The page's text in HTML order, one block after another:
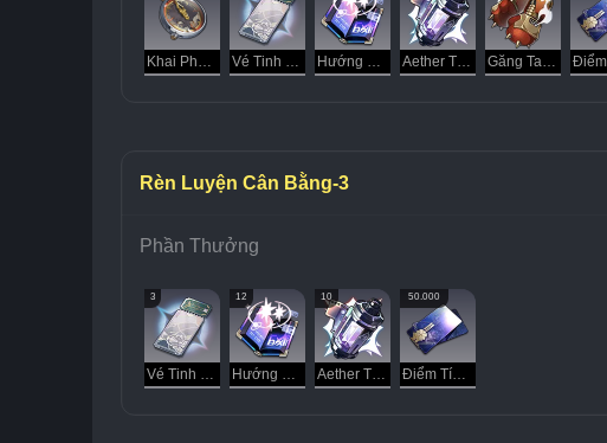
Khai Phá Thì Tiếp Diễn Vé Tinh Cầu Hướng Dẫn Dạo Chơi Aether Tinh Luyện Găng Tay Thịnh Nộ
Rèn Luyện Cân Bằng-3
Phần Thưởng
3
Vé Tinh Cầu
12
Hướng Dẫn Dạo Chơi
10
Aether Tinh Luyện
50.000
Điểm Tín Dụng